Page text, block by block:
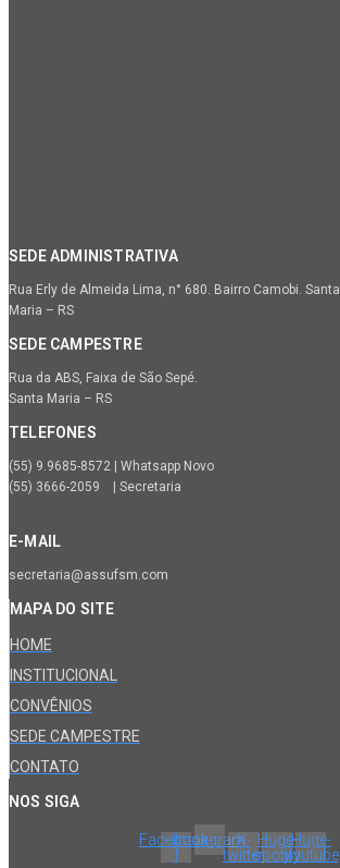
SEDE ADMINISTRATIVA
Rua Erly de Almeida Lima, n° 680. Bairro Camobi. Santa
Maria – RS
SEDE CAMPESTRE
Rua da ABS, Faixa de São Sepé.
Santa Maria – RS
TELEFONES
(55) 9.9685-8572 | Whatsapp Novo
(55) 3666-2059 | Secretaria
E-MAIL
secretaria@assufsm.com
MAPA DO SITE
HOME
INSTITUCIONAL
CONVÊNIOS
SEDE CAMPESTRE
CONTATO
NOS SIGA
Facebook-
f
InstagramX-
twitter
Huge-
spotify
Huge-
youtube